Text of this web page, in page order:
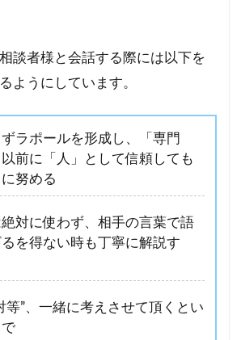
談者様と会話する際には以下を
ようにしています。
ラポールを形成し、「専門
前に「人」として信頼しても
努める
対に使わず、相手の言葉で語
を得ない時も丁寧に解説す
等”、一緒に考えさせて頂くとい